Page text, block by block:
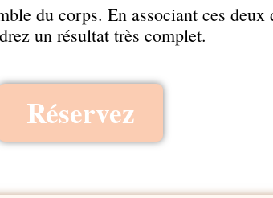
du corps. En associant ces
un résultat très complet.
Réservez